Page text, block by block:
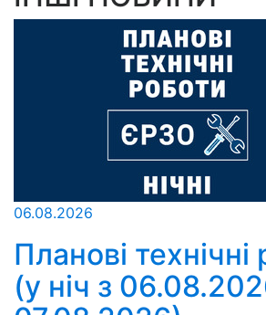
06.08.2026
Планові технічні
(у ніч з